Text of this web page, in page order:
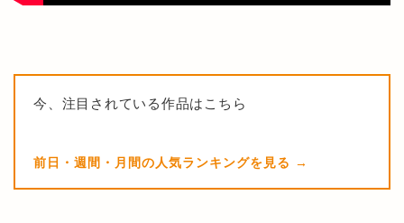
今、注目されている作品はこちら
前日・週間・月間の人気ランキングを見る